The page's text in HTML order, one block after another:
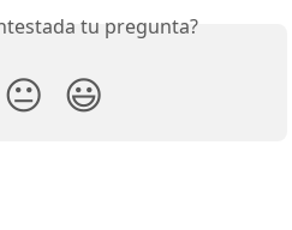
tu pregunta?
😐 😃